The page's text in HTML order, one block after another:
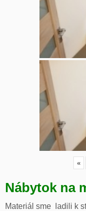
«
Nábytok na
Materiál sme ladili k